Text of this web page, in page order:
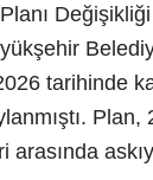
tarihinde
Plan,